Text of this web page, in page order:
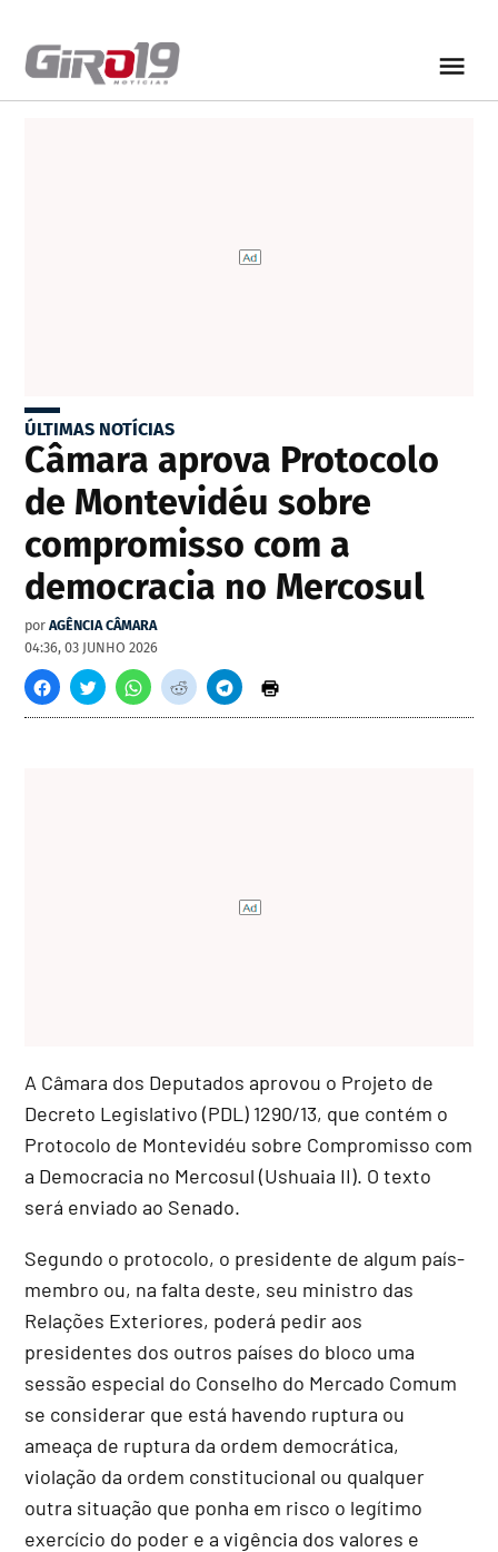
ÚLTIMAS NOTÍCIAS
Câmara aprova Protocolo
de Montevidéu sobre
compromisso com a
democracia no Mercosul
por AGÊNCIA CÂMARA
04:36, 03 JUNHO 2026
A Câmara dos Deputados aprovou o Projeto de
Decreto Legislativo (PDL) 1290/13, que contém o
Protocolo de Montevidéu sobre Compromisso com
a Democracia no Mercosul (Ushuaia II). O texto
será enviado ao Senado.
Segundo o protocolo, o presidente de algum país-
membro ou, na falta deste, seu ministro das
Relações Exteriores, poderá pedir aos
presidentes dos outros países do bloco uma
sessão especial do Conselho do Mercado Comum
se considerar que está havendo ruptura ou
ameaça de ruptura da ordem democrática,
violação da ordem constitucional ou qualquer
outra situação que ponha em risco o legítimo
exercício do poder e a vigência dos valores e